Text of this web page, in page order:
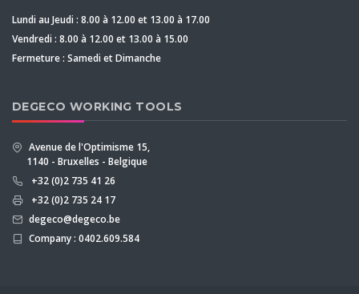
Lundi au Jeudi : 8.00 à 12.00 et 13.00 à 17.00
Vendredi : 8.00 à 12.00 et 13.00 à 15.00
Fermeture : Samedi et Dimanche
DEGECO WORKING TOOLS
Avenue de l'Optimisme 15,
1140 - Bruxelles - Belgique
+32 (0)2 735 41 26
+32 (0)2 735 24 17
degeco@degeco.be
Company : 0402.609.584